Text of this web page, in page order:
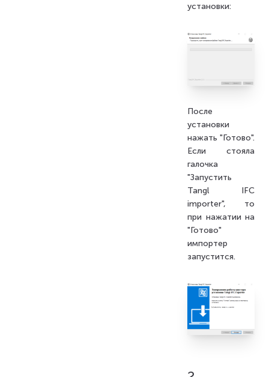
установки:
После
установки
нажать "Готово".
Если стояла
галочка
"Запустить
Tangl IFC
importer", то
при нажатии на
"Готово"
импортер
запустится.